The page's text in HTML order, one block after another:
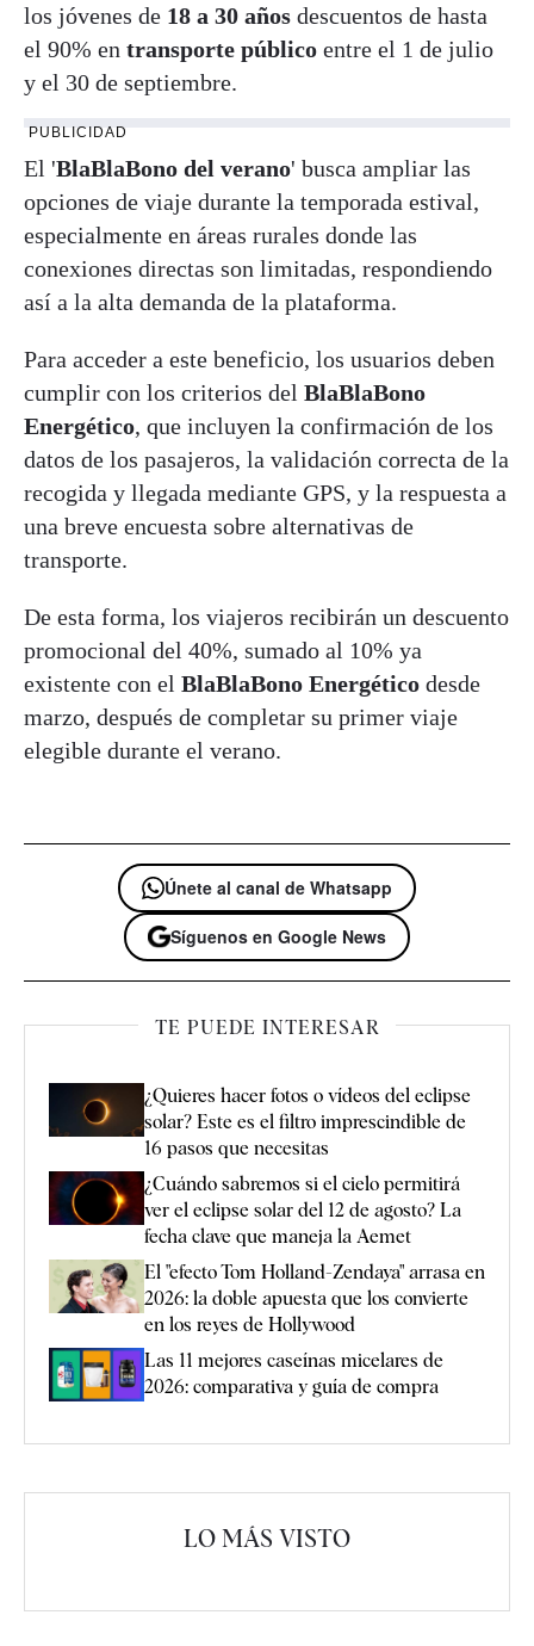
los jóvenes de 18 a 30 años descuentos de hasta
el 90% en transporte público entre el 1 de julio
y el 30 de septiembre.
PUBLICIDAD
El 'BlaBlaBono del verano' busca ampliar las
opciones de viaje durante la temporada estival,
especialmente en áreas rurales donde las
conexiones directas son limitadas, respondiendo
así a la alta demanda de la plataforma.
Para acceder a este beneficio, los usuarios deben
cumplir con los criterios del BlaBlaBono
Energético, que incluyen la confirmación de los
datos de los pasajeros, la validación correcta de la
recogida y llegada mediante GPS, y la respuesta a
una breve encuesta sobre alternativas de
transporte.
De esta forma, los viajeros recibirán un descuento
promocional del 40%, sumado al 10% ya
existente con el BlaBlaBono Energético desde
marzo, después de completar su primer viaje
elegible durante el verano.
Únete al canal de Whatsapp
Síguenos en Google News
TE PUEDE INTERESAR
¿Quieres hacer fotos o vídeos del eclipse
solar? Este es el filtro imprescindible de
16 pasos que necesitas
¿Cuándo sabremos si el cielo permitirá
ver el eclipse solar del 12 de agosto? La
fecha clave que maneja la Aemet
El "efecto Tom Holland-Zendaya" arrasa en
2026: la doble apuesta que los convierte
en los reyes de Hollywood
Las 11 mejores caseínas micelares de
2026: comparativa y guía de compra
LO MÁS VISTO